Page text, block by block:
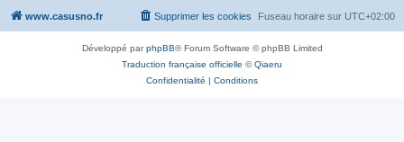
www.casusno.fr Fuseau horaire sur UTC+02:00
Supprimer les cookies
Développé parphpBB® Forum Software © phpBB Limited
Traduction française officielle ©Qiaeru
Confidentialité | Conditions